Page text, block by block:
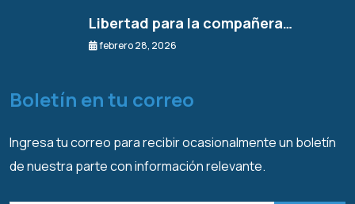
Libertad para la compañera…
febrero 28, 2026
Boletín en tu correo
Ingresa tu correo para recibir ocasionalmente un boletín
de nuestra parte con información relevante.